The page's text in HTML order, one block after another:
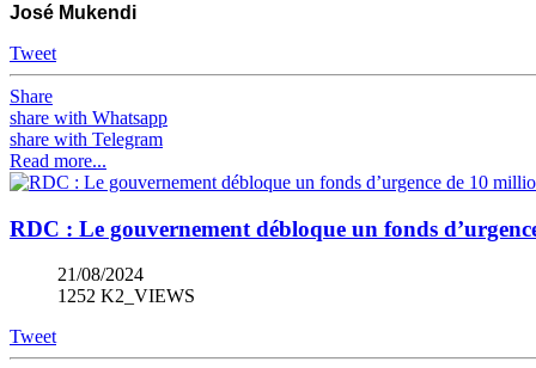
José Mukendi
Tweet
Share
share with Whatsapp
share with Telegram
Read more...
RDC : Le gouvernement débloque un fonds
21/08/2024
1252 K2_VIEWS
Tweet